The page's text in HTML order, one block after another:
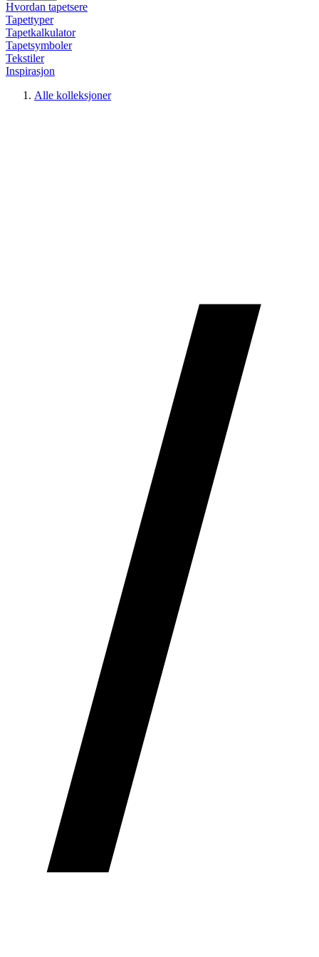
Hvordan tapetsere
Tapettyper
Tapetkalkulator
Tapetsymboler
Tekstiler
Inspirasjon
Alle kolleksjoner